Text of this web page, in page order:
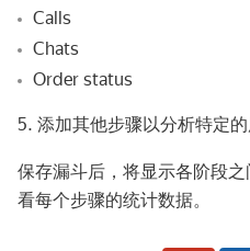
Calls
Chats
Order status
5. 添加其他步骤以分析特定的
保存漏斗后，将显示各阶段
看每个步骤的统计数据。